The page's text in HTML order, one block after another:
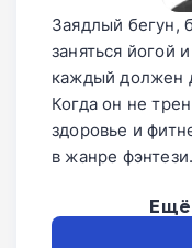
Заядлый бегун,
заняться йогой
каждый должен
Когда он не
здоровье и
в жанре фэнтези.
Ещё